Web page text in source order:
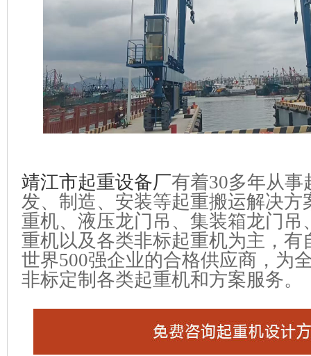
靖江市起重设备厂有着30多年从事
发、制造、安装等起重搬运解决方
重机、液压龙门吊、集装箱龙门吊
重机以及各类非标起重机为主，有
世界500强企业的合格供应商，为
非标定制各类起重机和方案服务。